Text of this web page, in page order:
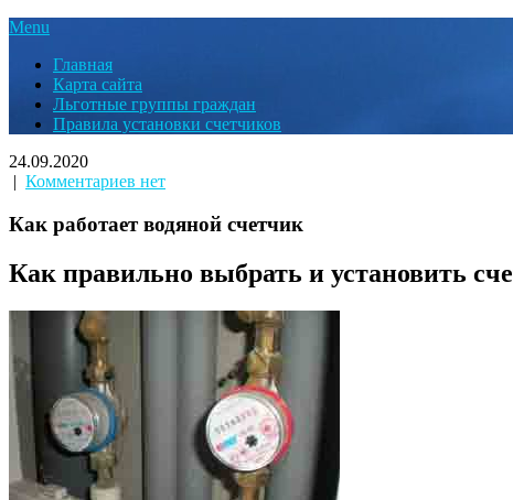
Menu
Главная
Карта сайта
Льготные группы граждан
Правила установки счетчиков
24.09.2020
| Комментариев нет
Как работает водяной счетчик
Как правильно выбрать и установить